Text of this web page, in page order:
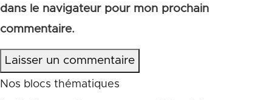
dans le navigateur pour mon prochain
commentaire.
Laisser un commentaire
Nos blocs thématiques